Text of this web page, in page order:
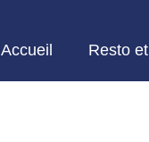
Accueil Resto